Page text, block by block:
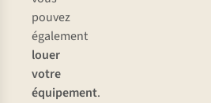
pouvez
également
louer
votre
équipement.